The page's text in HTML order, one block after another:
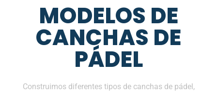
MODELOS DE
CANCHAS DE
PÁDEL
Construimos diferentes tipos de canchas de pádel,